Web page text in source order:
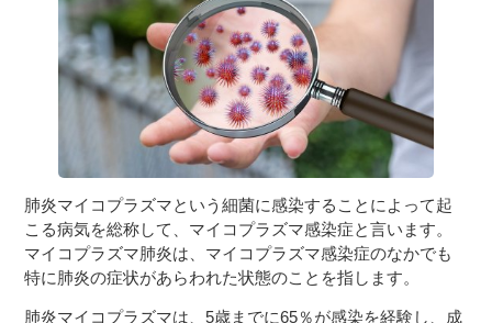
３〜６歳児
７〜１２歳児
肺炎マイコプラズマという細菌に感染することによって起
こる病気を総称して、マイコプラズマ感染症と言います。
マイコプラズマ肺炎は、マイコプラズマ感染症のなかでも
特に肺炎の症状があらわれた状態のことを指します。
肺炎マイコプラズマは、5歳までに65％が感染を経験し、成